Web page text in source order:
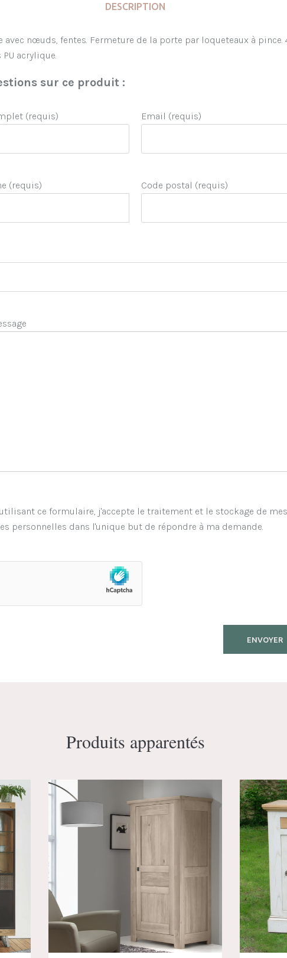
DESCRIPTION
nœuds, fentes. Fermeture de la porte par loqueteaux à pince.
acrylique.
sur ce produit :
(requis) Email (requis)
(requis) Code postal (requis)
ce formulaire, j'accepte le traitement et le stockage de mes
personnelles dans l'unique but de répondre à ma demande.
Produits apparentés